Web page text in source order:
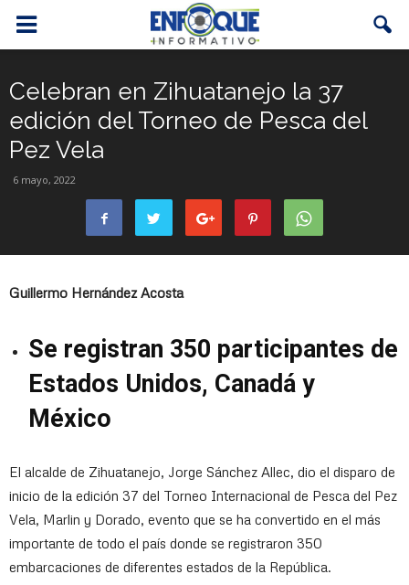
Celebran en Zihuatanejo la 37
edición del Torneo de Pesca del
Pez Vela
6 mayo, 2022
Guillermo Hernández Acosta
Se registran 350 participantes de
Estados Unidos, Canadá y
México
El alcalde de Zihuatanejo, Jorge Sánchez Allec, dio el disparo de
inicio de la edición 37 del Torneo Internacional de Pesca del Pez
Vela, Marlin y Dorado, evento que se ha convertido en el más
importante de todo el país donde se registraron 350
embarcaciones de diferentes estados de la República.